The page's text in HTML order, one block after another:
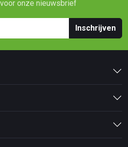
onze nieuwsbrief
Inschrijven